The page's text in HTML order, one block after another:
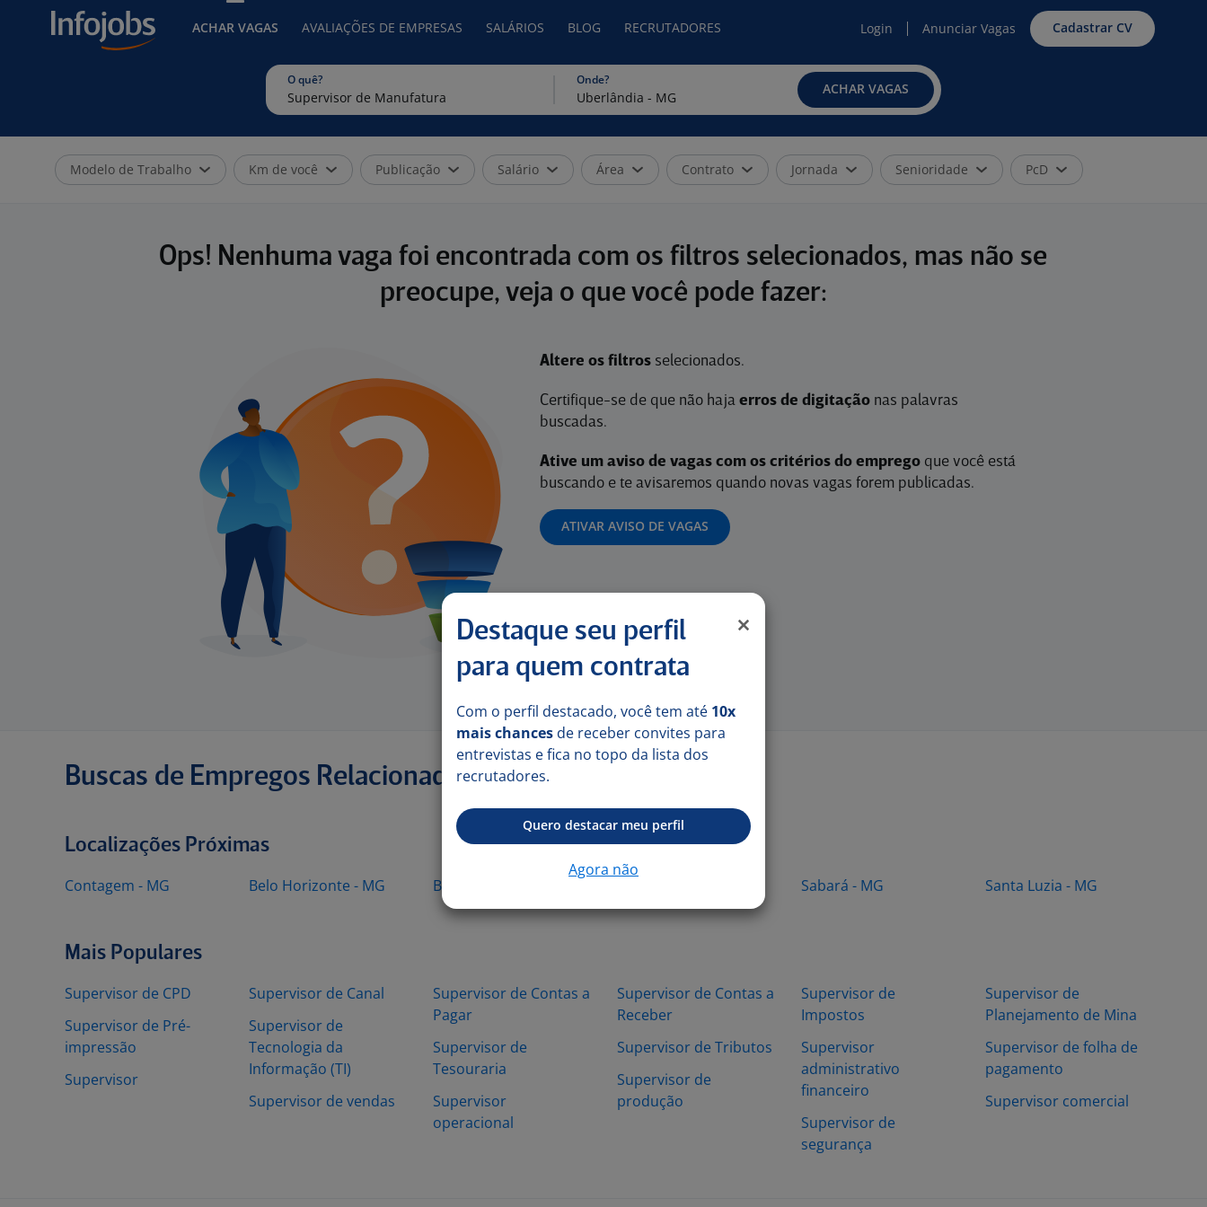
ACHAR VAGAS AVALIAÇÕES DE EMPRESAS SALÁRIOS BLOG RECRUTADORES Login Anunciar Vagas Cadastrar CV
O quê? Onde?
ACHAR VAGAS
Modelo de Trabalho Km de você Publicação Salário Área Contrato Jornada Senioridade PcD
Ops! Nenhuma vaga foi encontrada com os filtros selecionados, mas não se
preocupe, veja o que você pode fazer:
Altere os filtrosselecionados.
Certifique-se de que não haja erros de digitaçãonas palavras
buscadas.
Ative um aviso de vagas com os critérios do empregoque você está
buscando e te avisaremos quando novas vagas forem publicadas.
ATIVAR AVISO DE VAGAS
Buscas de Empregos Relacionadas
Localizações Próximas
Contagem - MG Belo Horizonte - MG Betim - MG Sabará - MG Santa Luzia - MG
Mais Populares
Supervisor de CPD
Supervisor de Pré-
impressão
Supervisor
Supervisor de Canal
Supervisor de
Tecnologia da
Informação (TI)
Supervisor de vendas
Supervisor de Contas a
Pagar
Supervisor de
Tesouraria
Supervisor
operacional
Supervisor de Contas a
Receber
Supervisor de Tributos
Supervisor de
produção
Supervisor de
Impostos
Supervisor
administrativo
financeiro
Supervisor de
segurança
Supervisor de
Planejamento de Mina
Supervisor de folha de
pagamento
Supervisor comercial
Destaque seu perfil
para quem contrata
Com o perfil destacado, você tem até 10x
mais chances de receber convites para
entrevistas e fica no topo da lista dos
recrutadores.
Quero destacar meu perfil
Agora não